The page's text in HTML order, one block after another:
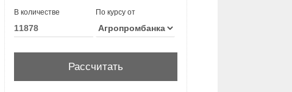
В количестве По курсу от